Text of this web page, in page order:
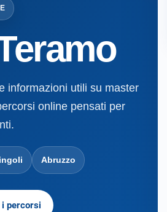
informazioni utili su master
online pensati per
Abruzzo
i percorsi